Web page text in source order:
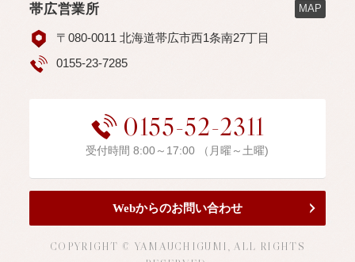
MAP
帯広営業所
〒080-0011 北海道帯広市西1条南27丁目
0155-23-7285
0155-52-2311
受付時間 8:00～17:00 （月曜～土曜)
Webからのお問い合わせ
COPYRIGHT © YAMAUCHIGUMI, ALL RIGHTS